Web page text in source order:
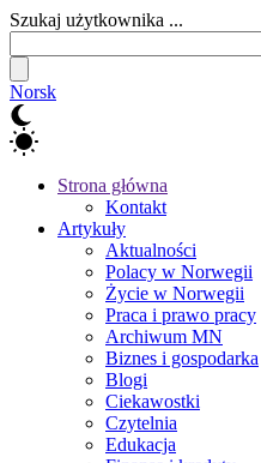
Szukaj użytkownika ...
Norsk
Strona główna
Kontakt
Artykuły
Aktualności
Polacy w Norwegii
Życie w Norwegii
Praca i prawo pracy
Archiwum MN
Biznes i gospodarka
Blogi
Ciekawostki
Czytelnia
Edukacja